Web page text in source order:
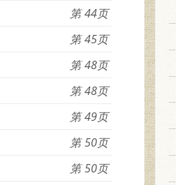
44
45
48
48
49
50
50